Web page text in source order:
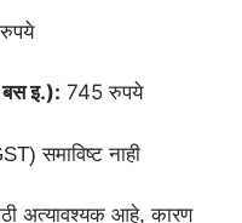
बस इ.): 745 रुपये
समाविष्ट नाही
अत्यावश्यक आहे, कारण